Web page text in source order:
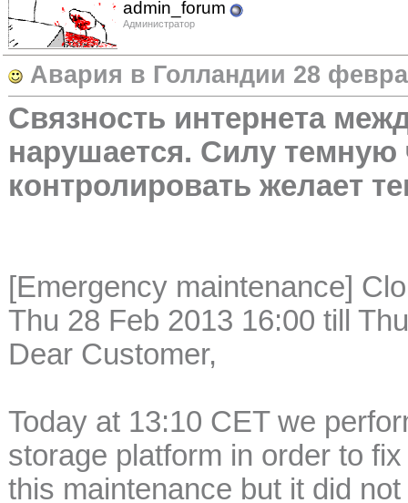
admin_forum
Администратор
Авария в Голландии 28
Связность интернета
нарушается. Силу
контролировать желает
[Emergency maintenance]
Thu 28 Feb 2013 16:00 till
Dear Customer,
Today at 13:10 CET we
storage platform in order to
this maintenance but it did